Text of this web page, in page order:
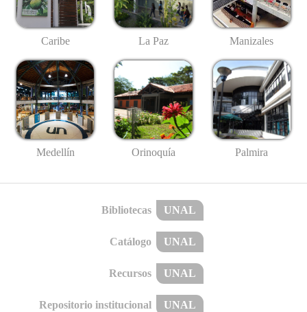
Caribe La Paz Manizales
Medellín Orinoquía Palmira
Bibliotecas UNAL
Catálogo UNAL
Recursos UNAL
Repositorio institucional UNAL